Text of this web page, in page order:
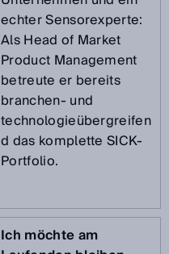
echter Sensorexperte:
Als Head of Market
Product Management
betreute er bereits
branchen- und
technologieübergreifen
d das komplette SICK-
Portfolio.
Ich möchte am